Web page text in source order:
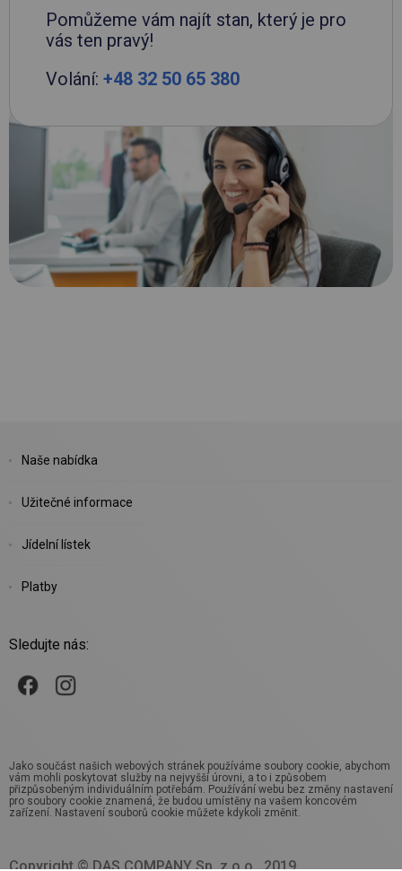
Pomůžeme vám najít stan, který je pro
vás ten pravý!
Volání: +48 32 50 65 380
Naše nabídka
Užitečné informace
Jídelní lístek
Platby
Sledujte nás:
Jako součást našich webových stránek používáme soubory cookie, abychom
vám mohli poskytovat služby na nejvyšší úrovni, a to i způsobem
přizpůsobeným individuálním potřebám. Používání webu bez změny nastavení
pro soubory cookie znamená, že budou umístěny na vašem koncovém
zařízení. Nastavení souborů cookie můžete kdykoli změnit.
Copyright © DAS COMPANY Sp. z o.o., 2019.